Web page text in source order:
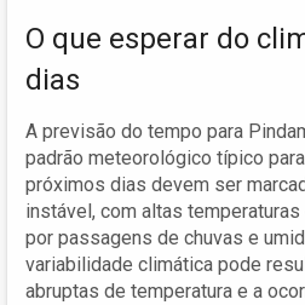
O que esperar do
dias
A previsão do tempo para
padrão meteorológico típico
próximos dias devem ser
instável, com altas
por passagens de chuvas e
variabilidade climática pode
abruptas de temperatura e a